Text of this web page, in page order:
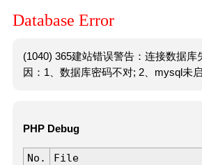
Database Error
(1040) 365建站错误警告：连接数据库
因：1、数据库密码不对; 2、mysql未启
PHP Debug
No. File